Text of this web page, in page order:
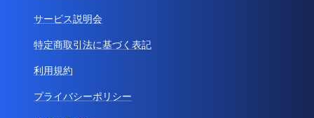
サービス説明会
特定商取引法に基づく表記
利用規約
プライバシーポリシー